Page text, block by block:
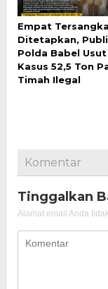
Empat Tersangka
Ditetapkan,
Polda Babel
Kasus 52,5 Ton
Timah Ilegal
Komentar
Tinggalkan
Alamat email Anda